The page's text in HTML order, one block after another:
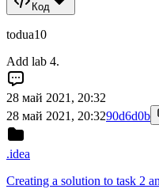
Код
todua10
Add lab 4.
28 май 2021, 20:32
28 май 2021, 20:3290d6d0b
.idea
Creating a solution to task 2